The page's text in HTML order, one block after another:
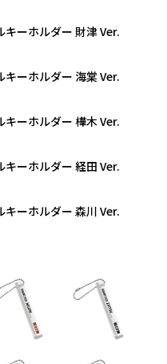
ーホルダー 財津 Ver.
ーホルダー 海棠 Ver.
ーホルダー 樺木 Ver.
ーホルダー 経田 Ver.
ーホルダー 森川 Ver.